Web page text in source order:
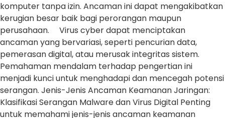
komputer tanpa izin. Ancaman ini dapat mengakibatkan
kerugian besar baik bagi perorangan maupun
perusahaan. Virus cyber dapat menciptakan
ancaman yang bervariasi, seperti pencurian data,
pemerasan digital, atau merusak integritas sistem.
Pemahaman mendalam terhadap pengertian ini
menjadi kunci untuk menghadapi dan mencegah potensi
serangan. Jenis-Jenis Ancaman Keamanan Jaringan:
Klasifikasi Serangan Malware dan Virus Digital Penting
untuk memahami jenis-jenis ancaman keamanan